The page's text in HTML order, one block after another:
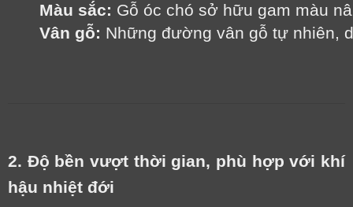
Màu sắc: Gỗ óc chó sở hữu gam màu
Vân gỗ: Những đường vân gỗ tự nhiên,
2. Độ bền vượt thời gian, phù hợp với khí
hậu nhiệt đới